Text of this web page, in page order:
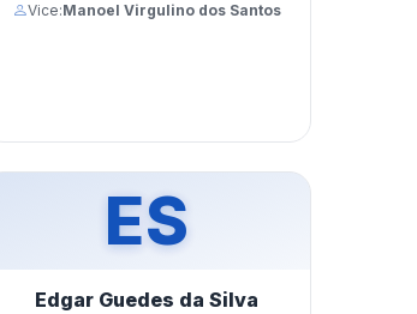
Vice:Manoel Virgulino dos Santos
ES
Edgar Guedes da Silva